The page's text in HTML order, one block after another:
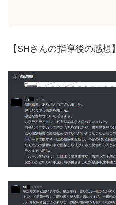
【SHさんの指導後の感想】